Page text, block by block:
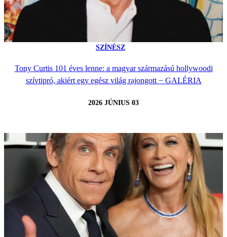
SZÍNÉSZ
Tony Curtis 101 éves lenne: a magyar származású hollywoodi
szívtipró, akiért egy egész világ rajongott − GALÉRIA
2026 JÚNIUS 03